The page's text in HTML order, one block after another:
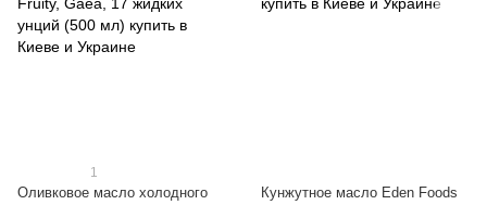
1
Оливковое масло холодного
Кунжутное масло Eden Foods